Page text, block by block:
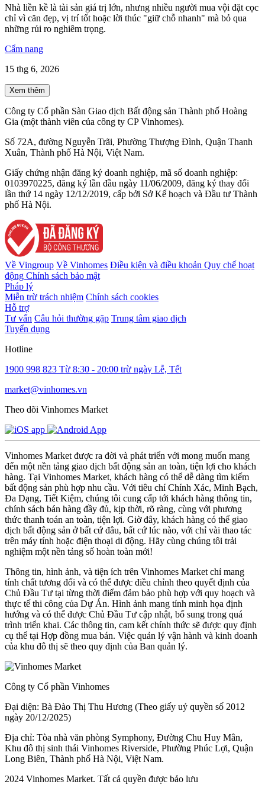
Nhà liền kề là tài sản giá trị lớn, nhưng nhiều người mua vội đặt cọc
chỉ vì căn đẹp, vị trí tốt hoặc lời thúc "giữ chỗ nhanh" mà bỏ qua
những rủi ro nghiêm trọng.
Cẩm nang
15 thg 6, 2026
Xem thêm
Công ty Cổ phần Sàn Giao dịch Bất động sản Thành phố Hoàng
Gia (một thành viên của công ty CP Vinhomes).
Số 72A, đường Nguyễn Trãi, Phường Thượng Đình, Quận Thanh
Xuân, Thành phố Hà Nội, Việt Nam.
Giấy chứng nhận đăng ký doanh nghiệp, mã số doanh nghiệp:
0103970225, đăng ký lần đầu ngày 11/06/2009, đăng ký thay đổi
lần thứ 14 ngày 12/12/2019, cấp bởi Sở Kế hoạch và Đầu tư Thành
phố Hà Nội.
Về Vingroup Về Vinhomes Điều kiện và điều khoản Quy chế hoạt
động Chính sách bảo mật
Pháp lý
Miễn trừ trách nhiệm Chính sách cookies
Hỗ trợ
Tư vấn Câu hỏi thường gặp Trung tâm giao dịch
Tuyển dụng
Hotline
1900 998 823 Từ 8:30 - 20:00 trừ ngày Lễ, Tết
market@vinhomes.vn
Theo dõi Vinhomes Market
Vinhomes Market được ra đời và phát triển với mong muốn mang
đến một nền tảng giao dịch bất động sản an toàn, tiện lợi cho khách
hàng. Tại Vinhomes Market, khách hàng có thể dễ dàng tìm kiếm
bất động sản phù hợp nhu cầu. Với tiêu chí Chính Xác, Minh Bạch,
Đa Dạng, Tiết Kiệm, chúng tôi cung cấp tới khách hàng thông tin,
chính sách bán hàng đầy đủ, kịp thời, rõ ràng, cùng với phương
thức thanh toán an toàn, tiện lợi. Giờ đây, khách hàng có thể giao
dịch bất động sản ở bất cứ đâu, bất cứ lúc nào, với chỉ vài thao tác
trên máy tính hoặc điện thoại di động. Hãy cùng chúng tôi trải
nghiệm một nền tảng số hoàn toàn mới!
Thông tin, hình ảnh, và tiện ích trên Vinhomes Market chỉ mang
tính chất tương đối và có thể được điều chỉnh theo quyết định của
Chủ Đầu Tư tại từng thời điểm đảm bảo phù hợp với quy hoạch và
thực tế thi công của Dự Án. Hình ảnh mang tính minh họa định
hướng và có thể được Chủ Đầu Tư cập nhật, bổ sung trong quá
trình triển khai. Các thông tin, cam kết chính thức sẽ được quy định
cụ thể tại Hợp đồng mua bán. Việc quản lý vận hành và kinh doanh
của khu đô thị sẽ theo quy định của Ban quản lý.
Công ty Cổ phần Vinhomes
Đại diện: Bà Đào Thị Thu Hương (Theo giấy uỷ quyền số 2012
ngày 20/12/2025)
Địa chỉ: Tòa nhà văn phòng Symphony, Đường Chu Huy Mân,
Khu đô thị sinh thái Vinhomes Riverside, Phường Phúc Lợi, Quận
Long Biên, Thành phố Hà Nội, Việt Nam.
2024 Vinhomes Market. Tất cả quyền được bảo lưu